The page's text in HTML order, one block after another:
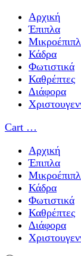
Αρχική
Έπιπλα
Κάδρα
Φωτιστικά
Καθρέπτες
Διάφορα
Cart …
Αρχική
Έπιπλα
Κάδρα
Φωτιστικά
Καθρέπτες
Διάφορα